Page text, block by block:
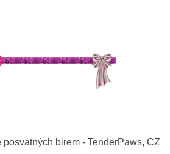
birem - TenderPaws, CZ